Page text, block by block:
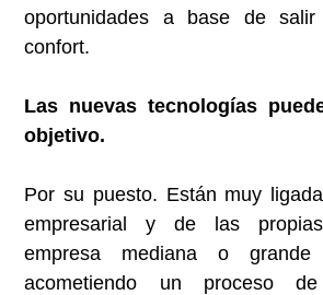
oportunidades a base de
confort.
Las nuevas tecnologías
objetivo.
Por su puesto. Están muy
empresarial y de las
empresa mediana o
acometiendo un proceso